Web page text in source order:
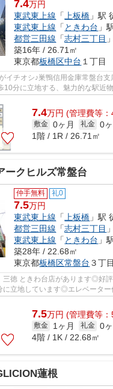
7.4万円
東武東上線 「上板橋 」駅
東武東上線 「 ときわ台 」
都営三田線 「志村三丁目
築16年 / 26.71㎡
東京都板橋区中台 １丁目
イチオシ♪巣鴨信用金庫常盤台
10分に立地する、魅力的な駅近
く好条件です...
7.4万円 (管理費等
敷金 0ヶ月 礼金 0
1階 / 1R / 26.71㎡
ークヒルズ常盤台
仲手無料 礼0
7.5万円
東武東上線 「 上板橋 」駅
都営三田線 「志村三丁目
東武東上線 「 ときわ台 」
築28年 / 22.68㎡
東京都板橋区常盤台 ３丁目
三徳 ときわ台店があります◎好
に立地しています◎エレベータ
っとりする程綺麗な...
7.5万円 (管理費等
敷金 1ヶ月 礼金 0
4階 / 1K / 22.68㎡
蓮根